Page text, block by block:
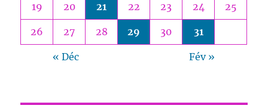
19 20 21 22 23 24 25
26 27 28 29 30 31
« Déc Fév »